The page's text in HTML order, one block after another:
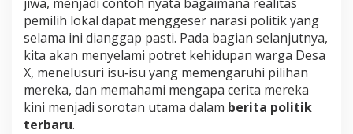
pemilih lokal dapat menggeser narasi politik yang
selama ini dianggap pasti. Pada bagian selanjutnya,
kita akan menyelami potret kehidupan warga Desa
X, menelusuri isu‑isu yang memengaruhi pilihan
mereka, dan memahami mengapa cerita mereka
kini menjadi sorotan utama dalam berita politik
terbaru.